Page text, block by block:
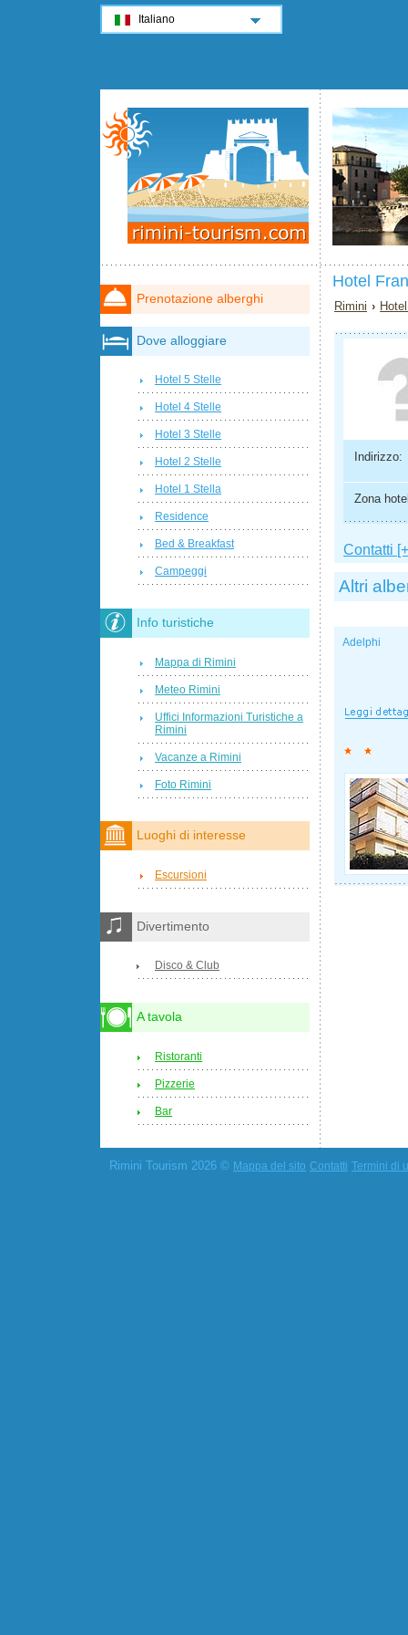
Hotel
Rimini ›
Indirizzo:
Zona
Contatti
Altri
Adelphi
Prenotazione alberghi
Dove alloggiare
Hotel 5 Stelle
Hotel 4 Stelle
Hotel 3 Stelle
Hotel 2 Stelle
Hotel 1 Stella
Residence
Bed & Breakfast
Campeggi
Info turistiche
Mappa di Rimini
Meteo Rimini
Uffici Informazioni Turistiche a
Rimini
Vacanze a Rimini
Foto Rimini
Luoghi di interesse
Escursioni
Divertimento
Disco & Club
A tavola
Ristoranti
Pizzerie
Bar
Rimini Tourism 2026 © Mappa del sito Contatti Termini di
Italiano